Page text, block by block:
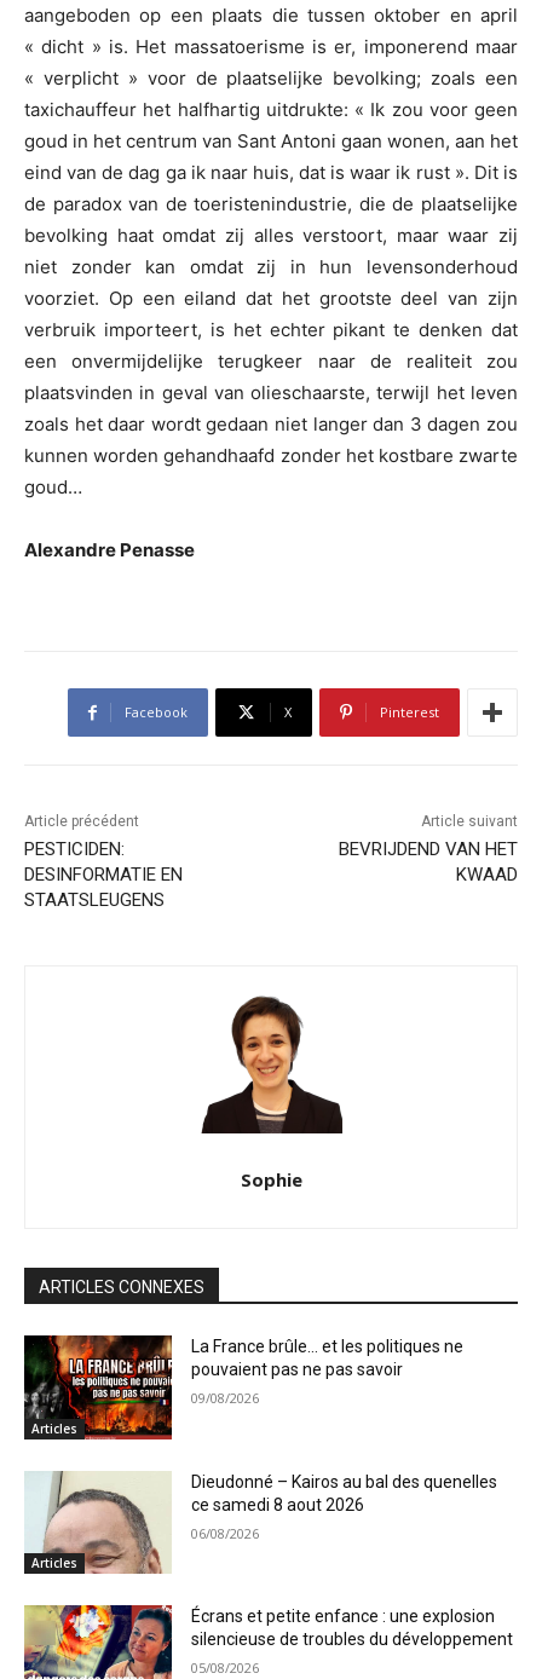
aangeboden op een plaats die tussen oktober en april
« dicht » is. Het massatoerisme is er, imponerend maar
« verplicht » voor de plaatselijke bevolking; zoals een
taxichauffeur het halfhartig uitdrukte: « Ik zou voor geen
goud in het centrum van Sant Antoni gaan wonen, aan het
eind van de dag ga ik naar huis, dat is waar ik rust ». Dit is
de paradox van de toeristenindustrie, die de plaatselijke
bevolking haat omdat zij alles verstoort, maar waar zij
niet zonder kan omdat zij in hun levensonderhoud
voorziet. Op een eiland dat het grootste deel van zijn
verbruik importeert, is het echter pikant te denken dat
een onvermijdelijke terugkeer naar de realiteit zou
plaatsvinden in geval van olieschaarste, terwijl het leven
zoals het daar wordt gedaan niet langer dan 3 dagen zou
kunnen worden gehandhaafd zonder het kostbare zwarte
goud…
Alexandre Penasse
Facebook X Pinterest
Article précédent
PESTICIDEN:
DESINFORMATIE EN
STAATSLEUGENS
Article suivant
BEVRIJDEND VAN HET
KWAAD
Sophie
ARTICLES CONNEXES
Articles
La France brûle… et les politiques ne
pouvaient pas ne pas savoir
09/08/2026
Articles
Dieudonné – Kairos au bal des quenelles
ce samedi 8 aout 2026
06/08/2026
Écrans et petite enfance : une explosion
silencieuse de troubles du développement
05/08/2026